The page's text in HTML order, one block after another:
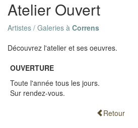
Atelier Ouvert
Artistes / Galeries à Correns
Découvrez l'atelier et ses oeuvres.
OUVERTURE
Toute l'année tous les jours.
Sur rendez-vous.
Retour